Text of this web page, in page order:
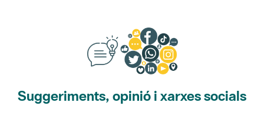
Suggeriments, opinió i xarxes socials